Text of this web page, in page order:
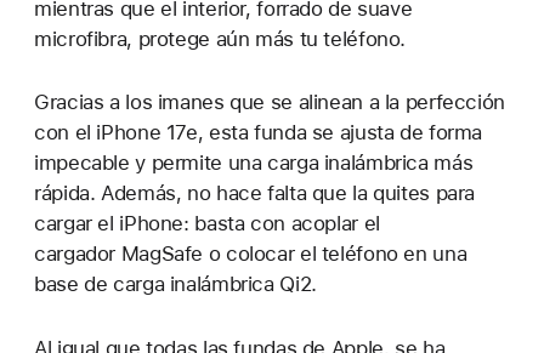
mientras que el interior, forrado de suave
microfibra, protege aún más tu teléfono.
Gracias a los imanes que se alinean a la perfección
con el iPhone 17e, esta funda se ajusta de forma
impecable y permite una carga inalámbrica más
rápida. Además, no hace falta que la quites para
cargar el iPhone: basta con acoplar el
cargador MagSafe o colocar el teléfono en una
base de carga inalámbrica Qi2.
Al igual que todas las fundas de Apple, se ha